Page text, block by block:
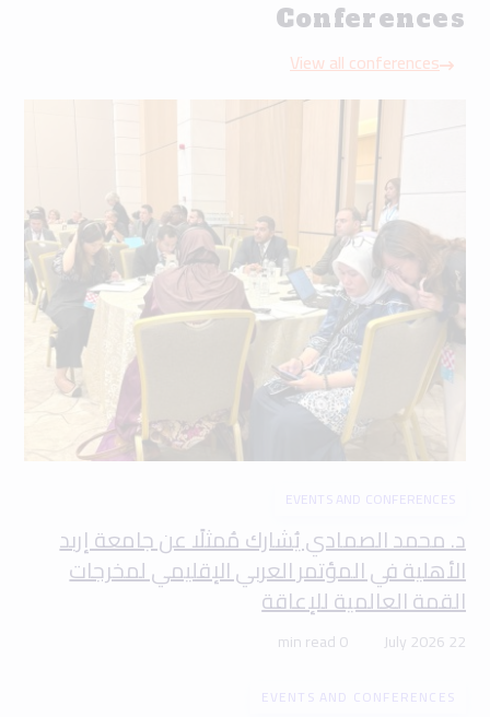
Conferences
View all conferences
EVENTS AND CONFERENCES
د. محمد الصمادي يُشارك مُمثلًا عن جامعة إربد
الأهلية في المؤتمر العربي الإقليمي لمخرجات
القمة العالمية للإعاقة
22 July 2026
0 min read
EVENTS AND CONFERENCES